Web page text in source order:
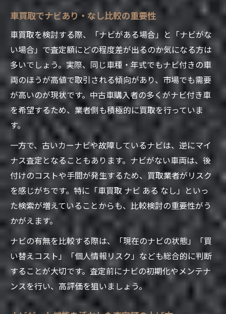
10年前のナビ付き車が市場で注目される背
車買取で古いナビを活かす査定アップ戦略
車買取でナビあり・なし比較の重要性
車買取を検討する際、「ナビがある場合」と「ナビがな
い場合」で査定額にどの程度差が出るのか気になる方は
多いでしょう。実際、同じ車種・年式でもナビ付きの車
両のほうが高値で取引される傾向があり、市場でも需要
が高いのが現状です。中古車購入者の多くがナビ付き車
を希望するため、業者側も積極的に買取を行っていま
す。
一方で、古いカーナビや故障しているナビは、逆にマイ
ナス査定となることもあります。ナビがない車両は、後
付けのコストや手間が発生するため、買取業者がリスク
を感じがちです。特に「車買取 ナビ ある なし」といっ
た検索が増えていることからも、比較検討の重要性がう
かがえます。
ナビの有無を比較する際は、「現在のナビの状態」「買
い替えコスト」「個人情報リスク」なども総合的に判断
することが大切です。査定前にナビの初期化やメンテナ
ンスを行い、高評価を狙いましょう。